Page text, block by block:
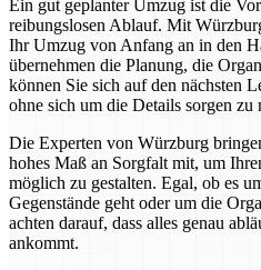
Ein gut geplanter Umzug ist die
reibungslosen Ablauf. Mit
Ihr Umzug von Anfang an in den
übernehmen die Planung, die
können Sie sich auf den nächsten
ohne sich um die Details sorgen zu
Die Experten von Würzburg
hohes Maß an Sorgfalt mit, um
möglich zu gestalten. Egal, ob es
Gegenstände geht oder um die
achten darauf, dass alles genau
ankommt.